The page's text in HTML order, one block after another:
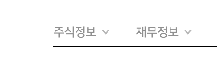
주식정보 재무정보